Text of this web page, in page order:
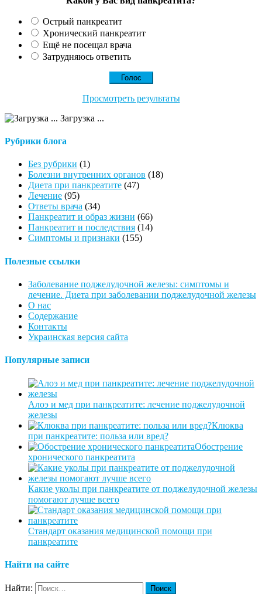
Острый панкреатит
Хронический панкреатит
Ещё не посещал врача
Затрудняюсь ответить
Просмотреть результаты
Загрузка ...
Рубрики блога
Без рубрики (1)
Болезни внутренних органов (18)
Диета при панкреатите (47)
Лечение (95)
Ответы врача (34)
Панкреатит и образ жизни (66)
Панкреатит и последствия (14)
Симптомы и признаки (155)
Полезные ссылки
Заболевание поджелудочной железы: симптомы и
лечение. Диета при заболевании поджелудочной железы
О нас
Содержание
Контакты
Украинская версия сайта
Популярные записи
Алоэ и мед при панкреатите: лечение поджелудочной
железы
Клюква
при панкреатите: польза или вред?
Обострение
хронического панкреатита
Какие уколы при панкреатите от поджелудочной железы
помогают лучше всего
Стандарт оказания медицинской помощи при
панкреатите
Найти на сайте
Найти: